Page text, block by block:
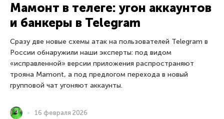
Мамонт в телеге: угон аккаунтов
и банкеры в Telegram
Сразу две новые схемы атак на пользователей Telegram в
России обнаружили наши эксперты: под видом
«исправленной» версии приложения распространяют
трояна Mamont, а под предлогом перехода в новый
групповой чат угоняют аккаунты.
16 февраля 2026